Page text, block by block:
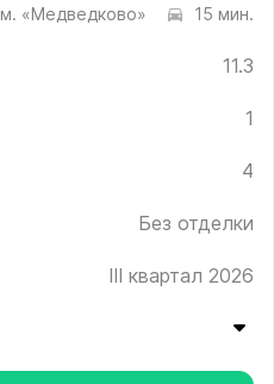
м. «Медведково» 15 мин.
11.3
1
4
Без отделки
III квартал 2026